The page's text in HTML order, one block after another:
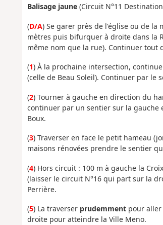
Balisage jaune(Circuit N°11
(D/A) Se garer près de l'église ou de la
mètres puis bifurquer à droite dans la
même nom que la rue). Continuer tout
(1) À la prochaine intersection,
(celle de Beau Soleil). Continuer par
(2) Tourner à gauche en direction du
continuer par un sentier sur la
Boux.
(3) Traverser en face le petit hameau
maisons rénovées prendre le sentier
(4) Hors circuit : 100 m à gauche la
(laisser le circuit N°16 qui part sur la
Perrière.
(5) La traverserprudemmentpour aller
droite pour atteindre la Ville Meno.